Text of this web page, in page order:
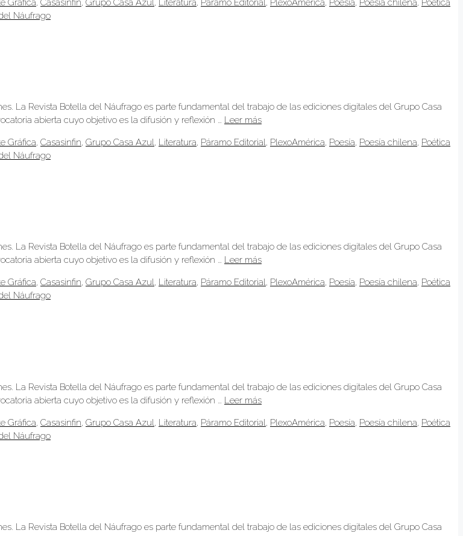
Náufrago
La Revista Botella del Náufrago es parte fundamental del trabajo de las ediciones digitales del Grupo Casa
abierta cuyo objetivo es la difusión y reflexión … Leer más
Gráfica, Casasinfin, Grupo Casa Azul, Literatura, Páramo Editorial, PlexoAmérica, Poesía, Poesía chilena, Poética
Náufrago
La Revista Botella del Náufrago es parte fundamental del trabajo de las ediciones digitales del Grupo Casa
abierta cuyo objetivo es la difusión y reflexión … Leer más
Gráfica, Casasinfin, Grupo Casa Azul, Literatura, Páramo Editorial, PlexoAmérica, Poesía, Poesía chilena, Poética
Náufrago
La Revista Botella del Náufrago es parte fundamental del trabajo de las ediciones digitales del Grupo Casa
abierta cuyo objetivo es la difusión y reflexión … Leer más
Gráfica, Casasinfin, Grupo Casa Azul, Literatura, Páramo Editorial, PlexoAmérica, Poesía, Poesía chilena, Poética
Náufrago
La Revista Botella del Náufrago es parte fundamental del trabajo de las ediciones digitales del Grupo Casa